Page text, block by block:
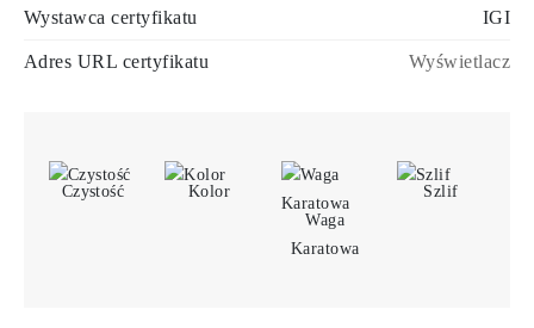
Wystawca certyfikatu IGI
Adres URL certyfikatu Wyświetlacz
Czystość
Kolor
Waga
Karatowa
Szlif